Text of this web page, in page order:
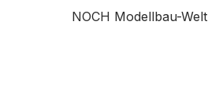
NOCH Modellbau-Welt